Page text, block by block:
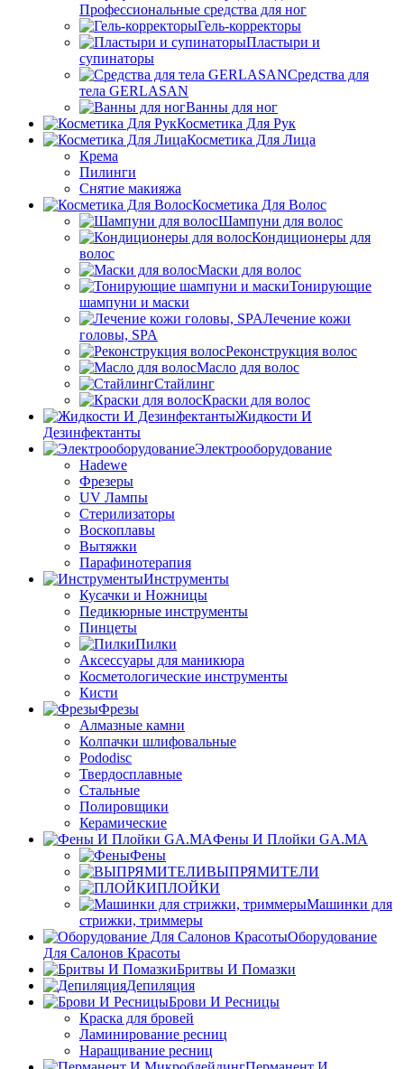
Профессиональные средства для ног
Гель-корректоры
Пластыри и
супинаторы
Средства для
тела GERLASAN
Ванны для ног
Косметика Для Рук
Косметика Для Лица
Крема
Пилинги
Снятие макияжа
Косметика Для Волос
Шампуни для волос
Кондиционеры для
волос
Маски для волос
Тонирующие
шампуни и маски
Лечение кожи
головы, SPA
Реконструкция волос
Масло для волос
Стайлинг
Краски для волос
Жидкости И
Дезинфектанты
Электрооборудование
Hadewe
Фрезеры
UV Лампы
Стерилизаторы
Воскоплавы
Вытяжки
Парафинотерапия
Инструменты
Кусачки и Ножницы
Педикюрные инструменты
Пинцеты
Пилки
Аксессуары для маникюра
Косметологические инструменты
Кисти
Фрезы
Алмазные камни
Колпачки шлифовальные
Pododisc
Твердосплавные
Стальные
Полировщики
Керамические
Фены И Плойки GA.MA
Фены
ВЫПРЯМИТЕЛИ
ПЛОЙКИ
Машинки для
стрижки, триммеры
Оборудование
Для Салонов Красоты
Бритвы И Помазки
Депиляция
Брови И Ресницы
Краска для бровей
Ламинирование ресниц
Наращивание ресниц